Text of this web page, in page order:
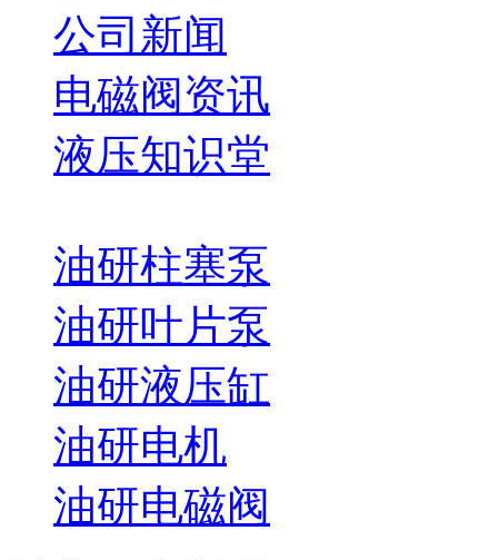
公司新闻
电磁阀资讯
液压知识堂
油研柱塞泵
油研叶片泵
油研液压缸
油研电机
油研电磁阀